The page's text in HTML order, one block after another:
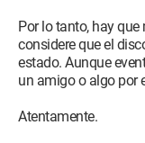
Por lo tanto, hay
considere que el
estado. Aunque
un amigo o algo por
Atentamente.